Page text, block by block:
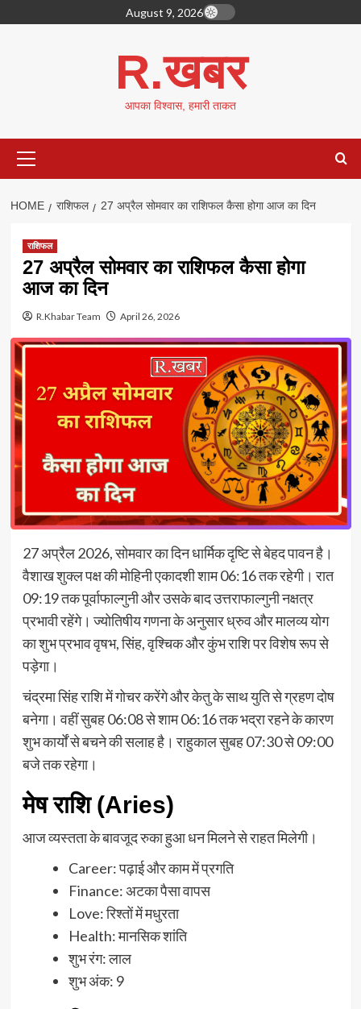
to
August 9, 2026
R.खबर
आपका विश्वास, हमारी ताकत
Menu
HOME राशिफल 27 अप्रैल सोमवार का राशिफल कैसा होगा आज का दिन
राशिफल
27 अप्रैल सोमवार का राशिफल कैसा होगा
आज का दिन
R.Khabar Team April 26, 2026
27 अप्रैल 2026, सोमवार का दिन धार्मिक दृष्टि से बेहद पावन है।
वैशाख शुक्ल पक्ष की मोहिनी एकादशी शाम 06:16 तक रहेगी। रात
09:19 तक पूर्वाफाल्गुनी और उसके बाद उत्तराफाल्गुनी नक्षत्र
प्रभावी रहेंगे। ज्योतिषीय गणना के अनुसार ध्रुव और मालव्य योग
का शुभ प्रभाव वृषभ, सिंह, वृश्चिक और कुंभ राशि पर विशेष रूप से
पड़ेगा।
चंद्रमा सिंह राशि में गोचर करेंगे और केतु के साथ युति से ग्रहण दोष
बनेगा। वहीं सुबह 06:08 से शाम 06:16 तक भद्रा रहने के कारण
शुभ कार्यों से बचने की सलाह है। राहुकाल सुबह 07:30 से 09:00
बजे तक रहेगा।
मेष राशि (Aries)
आज व्यस्तता के बावजूद रुका हुआ धन मिलने से राहत मिलेगी।
Career: पढ़ाई और काम में प्रगति
Finance: अटका पैसा वापस
Love: रिश्तों में मधुरता
Health: मानसिक शांति
शुभ रंग: लाल
शुभ अंक: 9